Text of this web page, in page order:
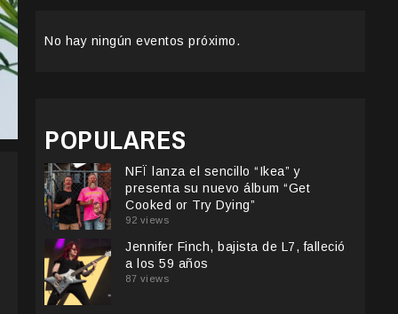
No hay ningún eventos próximo.
POPULARES
NFÏ lanza el sencillo “Ikea” y
presenta su nuevo álbum “Get
Cooked or Try Dying”
92 views
Jennifer Finch, bajista de L7, falleció
a los 59 años
87 views